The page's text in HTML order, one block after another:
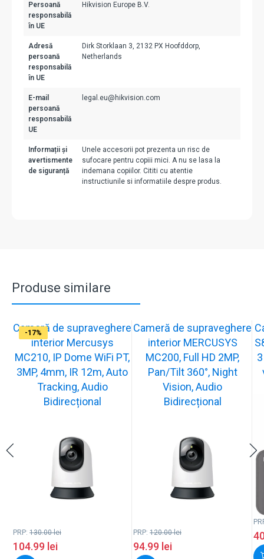
Persoană
responsabilă
în UE
Hikvision Europe B.V.
Adresă
persoană
responsabilă
în UE
Dirk Storklaan 3, 2132 PX Hoofddorp,
Netherlands
E-mail
persoană
responsabilă
UE
legal.eu@hikvision.com
Informații și
avertismente
de siguranță
Unele accesorii pot prezenta un risc de
sufocare pentru copiii mici. A nu se lasa la
indemana copiilor. Cititi cu atentie
instructiunile si informatiile despre produs.
Produse similare
-19%
Cameră de supraveghere
interior Mercusys
MC210, IP Dome WiFi PT,
3MP, 4mm, IR 12m, Auto
Tracking, Audio
Bidirecțional
PRP: 130.00lei
104.99 lei
-21%
Cameră de supraveghere
interior MERCUSYS
MC200, Full HD 2MP,
Pan/Tilt 360°, Night
Vision, Audio
Bidirecțional
PRP: 120.00lei
94.99 lei
-13%
-15%
-13%
-16%
-17%
-17%